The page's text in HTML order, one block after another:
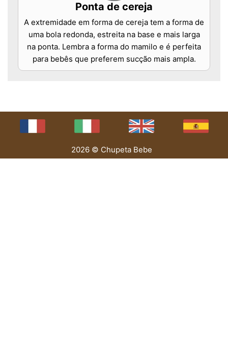
Ponta de cereja
A extremidade em forma de cereja tem a forma de
uma bola redonda, estreita na base e mais larga
na ponta. Lembra a forma do mamilo e é perfeita
para bebês que preferem sucção mais ampla.
2026 © Chupeta Bebe